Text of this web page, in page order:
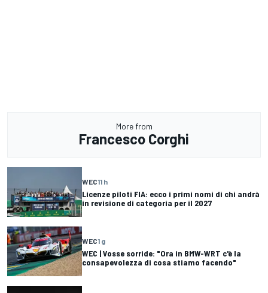
More from
Francesco Corghi
WEC11 h
Licenze piloti FIA: ecco i primi nomi di chi andrà
in revisione di categoria per il 2027
WEC1 g
WEC | Vosse sorride: "Ora in BMW-WRT c'è la
consapevolezza di cosa stiamo facendo"